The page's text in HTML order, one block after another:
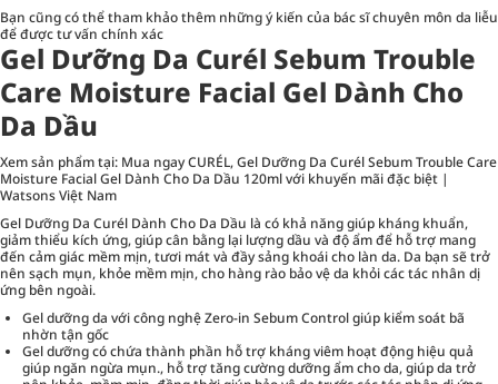
Bạn cũng có thể tham khảo thêm những ý kiến của bác sĩ chuyên môn da liễu
để được tư vấn chính xác
Gel Dưỡng Da Curél Sebum Trouble
Care Moisture Facial Gel Dành Cho
Da Dầu
Xem sản phẩm tại: Mua ngay CURÉL, Gel Dưỡng Da Curél Sebum Trouble Care
Moisture Facial Gel Dành Cho Da Dầu 120ml với khuyến mãi đặc biệt |
Watsons Việt Nam
Gel Dưỡng Da Curél Dành Cho Da Dầu là có khả năng giúp kháng khuẩn,
giảm thiểu kích ứng, giúp cân bằng lại lượng dầu và độ ẩm để hỗ trợ mang
đến cảm giác mềm mịn, tươi mát và đầy sảng khoái cho làn da. Da bạn sẽ trở
nên sạch mụn, khỏe mềm mịn, cho hàng rào bảo vệ da khỏi các tác nhân dị
ứng bên ngoài.
Gel dưỡng da với công nghệ Zero-in Sebum Control giúp kiểm soát bã
nhờn tận gốc
Gel dưỡng có chứa thành phần hỗ trợ kháng viêm hoạt động hiệu quả
giúp ngăn ngừa mụn., hỗ trợ tăng cường dưỡng ẩm cho da, giúp da trở